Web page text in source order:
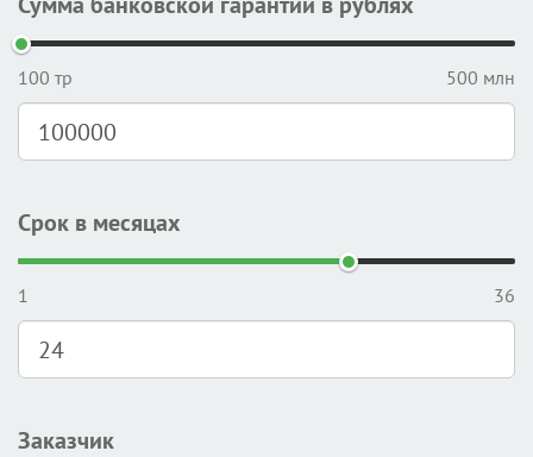
100 тр 500 млн
Срок в месяцах
1 36
Заказчик